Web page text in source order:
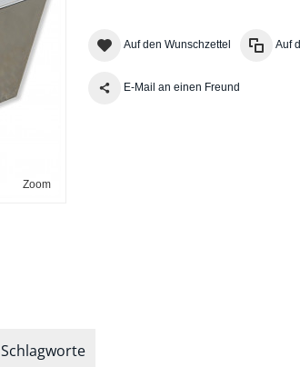
Zoom
Auf den Wunschzettel Auf
E-Mail an einen Freund
Schlagworte